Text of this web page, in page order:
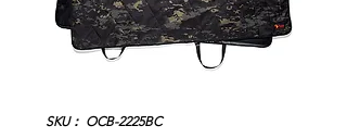
SKU： OCB-2225BC